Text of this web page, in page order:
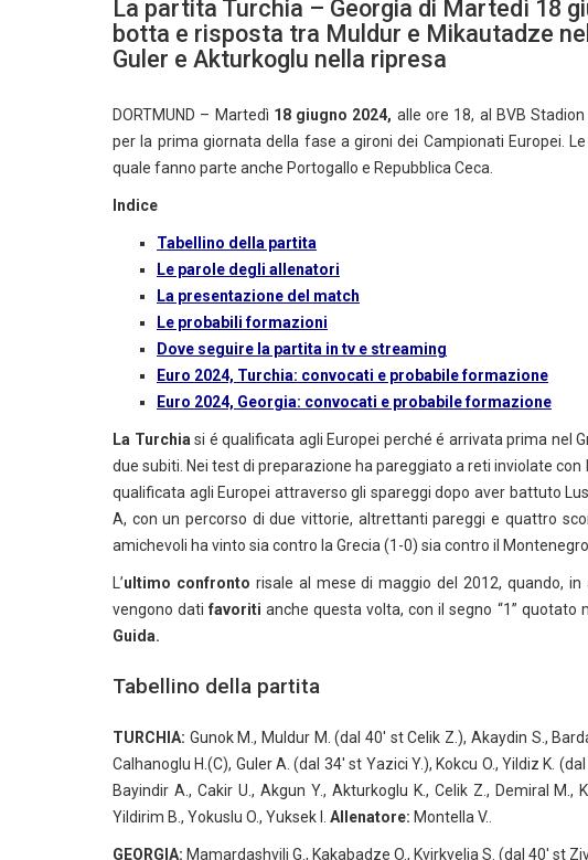
La partita Turchia – Georgia di Martedì 18
botta e risposta tra Muldur e Mikautadze
Guler e Akturkoglu nella ripresa
DORTMUND – Martedì 18 giugno 2024, alle ore 18, al BVB
per la prima giornata della fase a gironi dei Campionati Europei.
quale fanno parte anche Portogallo e Repubblica Ceca.
Indice
Tabellino della partita
Le parole degli allenatori
La presentazione del match
Le probabili formazioni
Dove seguire la partita in tv e streaming
Euro 2024, Turchia: convocati e probabile formazione
Euro 2024, Georgia: convocati e probabile formazione
La Turchiasi é qualificata agli Europei perché é arrivata prima nel
due subiti. Nei test di preparazione ha pareggiato a reti inviolate con
qualificata agli Europei attraverso gli spareggi dopo aver battuto
A, con un percorso di due vittorie, altrettanti pareggi e quattro
amichevoli ha vinto sia contro la Grecia (1-0) sia contro il Montenegro
L’ultimo confronto risale al mese di maggio del 2012, quando,
vengono datifavoriti anche questa volta, con il segno “1” quotato
Guida.
Tabellino della partita
TURCHIA: Gunok M., Muldur M. (dal 40′ st Celik Z.), Akaydin S.,
Calhanoglu H.(C), Guler A. (dal 34′ st Yazici Y.), Kokcu O., Yildiz K.
Bayindir A., Cakir U., Akgun Y., Akturkoglu K., Celik Z., Demiral M.,
Yildirim B., Yokuslu O., Yuksek I. Allenatore: Montella V..
GEORGIA: Mamardashvili G., Kakabadze O., Kvirkvelia S. (dal 40′ st